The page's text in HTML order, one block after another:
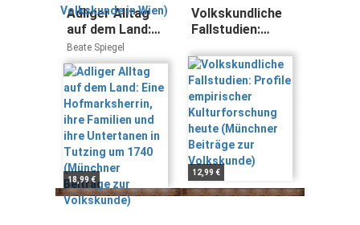
Adliger Alltag
auf dem Land:
Eine
Hofmarksherrin,
ihre Familien und
ihre Untertanen
in Tutzing um
1740 (Münchner
Beiträge zur
Volkskunde)
Beate Spiegel
18,99 €
Volkskundliche
Fallstudien:
empirischer
Kulturforschung
heute
(Münchner
Beiträge zur
Volkskunde)
12,99 €